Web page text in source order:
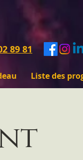
Liste des
89 81